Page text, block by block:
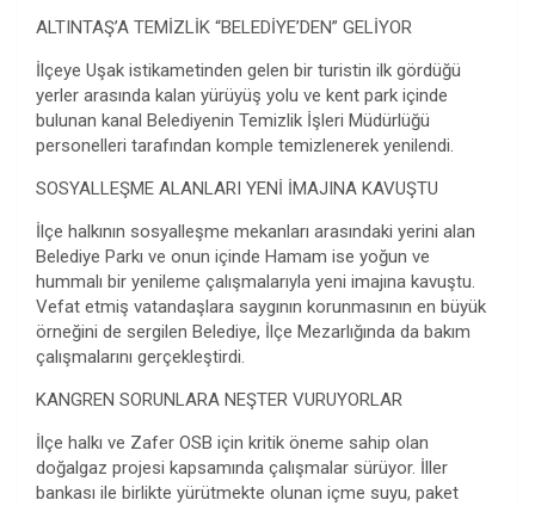
ALTINTAŞ’A TEMİZLİK “BELEDİYE’DEN” GELİYOR
İlçeye Uşak istikametinden gelen bir turistin ilk gördüğü
yerler arasında kalan yürüyüş yolu ve kent park içinde
bulunan kanal Belediyenin Temizlik İşleri Müdürlüğü
personelleri tarafından komple temizlenerek yenilendi.
SOSYALLEŞME ALANLARI YENİ İMAJINA KAVUŞTU
İlçe halkının sosyalleşme mekanları arasındaki yerini alan
Belediye Parkı ve onun içinde Hamam ise yoğun ve
hummalı bir yenileme çalışmalarıyla yeni imajına kavuştu.
Vefat etmiş vatandaşlara saygının korunmasının en büyük
örneğini de sergilen Belediye, İlçe Mezarlığında da bakım
çalışmalarını gerçekleştirdi.
KANGREN SORUNLARA NEŞTER VURUYORLAR
İlçe halkı ve Zafer OSB için kritik öneme sahip olan
doğalgaz projesi kapsamında çalışmalar sürüyor. İller
bankası ile birlikte yürütmekte olunan içme suyu, paket